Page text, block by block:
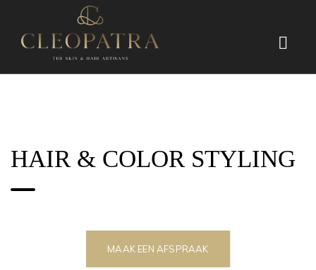
HAIR & COLOR STYLING
MAAK EEN AFSPRAAK